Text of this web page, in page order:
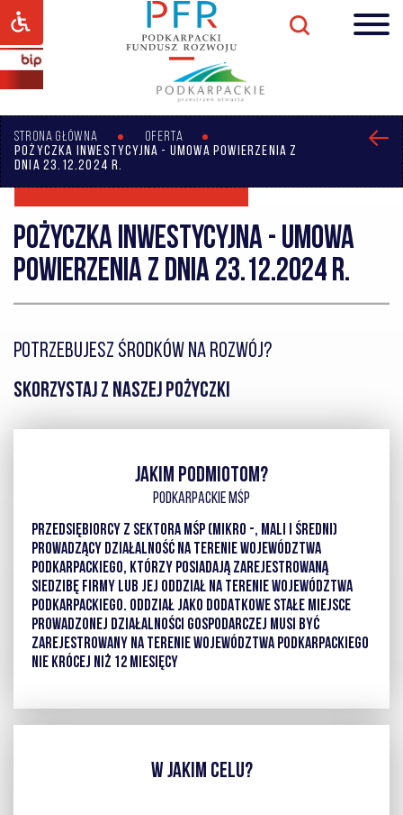
STRONA GŁÓWNA
OFERTA
POŻYCZKA INWESTYCYJNA - UMOWA POWIERZENIA Z
DNIA 23.12.2024 R.
Pożyczka inwestycyjna - UMOWA
POWIERZENIA Z DNIA 23.12.2024 R.
POTRZEBUJESZ ŚRODKÓW NA ROZWÓJ?
SKORZYSTAJ Z NASZEJ POŻYCZKI
JAKIM PODMIOTOM?
PODKARPACKIE MŚP
PRZEDSIĘBIORCY Z SEKTORA MŚP (MIKRO -, MALI I ŚREDNI)
PROWADZĄCY DZIAŁALNOŚĆ NA TERENIE WOJEWÓDZTWA
PODKARPACKIEGO, KTÓRZY POSIADAJĄ ZAREJESTROWANĄ
SIEDZIBĘ FIRMY LUB JEJ ODDZIAŁ NA TERENIE WOJEWÓDZTWA
PODKARPACKIEGO. ODDZIAŁ JAKO DODATKOWE STAŁE MIEJSCE
PROWADZONEJ DZIAŁALNOŚCI GOSPODARCZEJ MUSI BYĆ
ZAREJESTROWANY NA TERENIE WOJEWÓDZTWA PODKARPACKIEGO
NIE KRÓCEJ NIŻ 12 MIESIĘCY
W JAKIM CELU?